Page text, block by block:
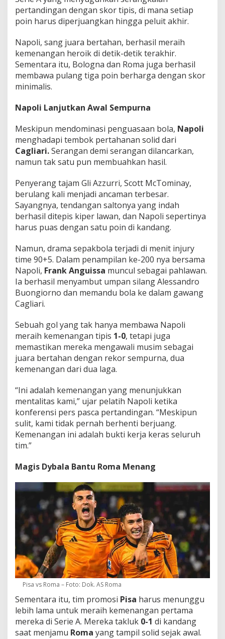
n
u
h
pertandingan dengan skor tipis, di mana setiap
poin harus diperjuangkan hingga peluit akhir.
Napoli, sang juara bertahan, berhasil meraih
kemenangan heroik di detik-detik terakhir.
Sementara itu, Bologna dan Roma juga berhasil
membawa pulang tiga poin berharga dengan skor
minimalis.
Napoli Lanjutkan Awal Sempurna
Meskipun mendominasi penguasaan bola, Napoli
menghadapi tembok pertahanan solid dari
Cagliari.Serangan demi serangan dilancarkan,
namun tak satu pun membuahkan hasil.
Penyerang tajam Gli Azzurri, Scott McTominay,
berulang kali menjadi ancaman terbesar.
Sayangnya, tendangan saltonya yang indah
berhasil ditepis kiper lawan, dan Napoli sepertinya
harus puas dengan satu poin di kandang.
Namun, drama sepakbola terjadi di menit injury
time 90+5. Dalam penampilan ke-200 nya bersama
Napoli, Frank Anguissa muncul sebagai pahlawan.
Ia berhasil menyambut umpan silang Alessandro
Buongiorno dan memandu bola ke dalam gawang
Cagliari.
Sebuah gol yang tak hanya membawa Napoli
meraih kemenangan tipis 1-0, tetapi juga
memastikan mereka mengawali musim sebagai
juara bertahan dengan rekor sempurna, dua
kemenangan dari dua laga.
“Ini adalah kemenangan yang menunjukkan
mentalitas kami,” ujar pelatih Napoli ketika
konferensi pers pasca pertandingan. “Meskipun
sulit, kami tidak pernah berhenti berjuang.
Kemenangan ini adalah bukti kerja keras seluruh
tim.”
Magis Dybala Bantu Roma Menang
Pisa vs Roma – Foto: Dok. AS Roma
Sementara itu, tim promosi Pisa harus menunggu
lebih lama untuk meraih kemenangan pertama
mereka di Serie A. Mereka takluk 0-1 di kandang
saat menjamu Roma yang tampil solid sejak awal.